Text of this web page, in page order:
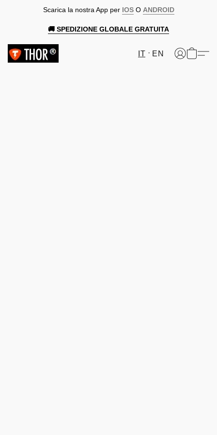
Scarica la nostra App per IOSO ANDROID
🚚 SPEDIZIONE GLOBALE GRATUITA
IT EN